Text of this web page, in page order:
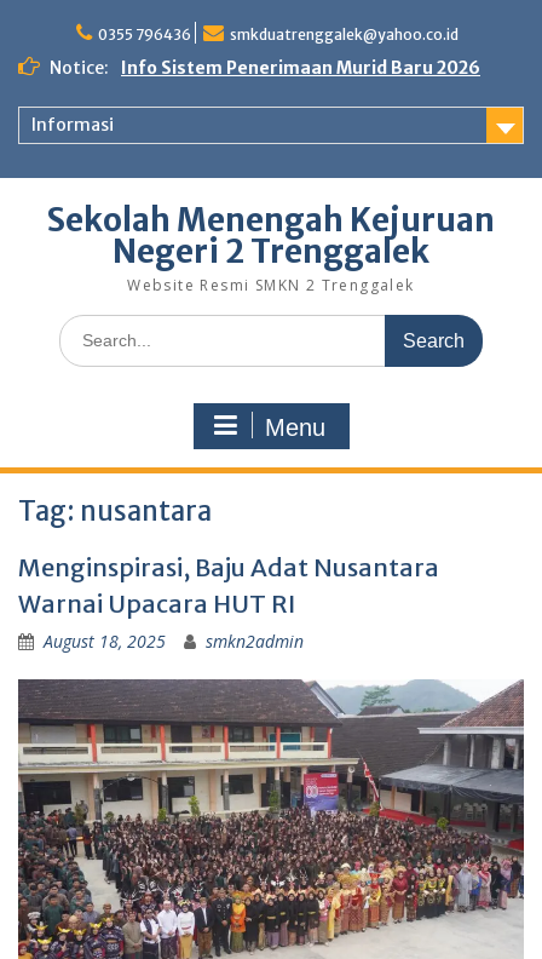
content
0355 796436 smkduatrenggalek@yahoo.co.id
Notice: Info Sistem Penerimaan Murid Baru 2026
Informasi
Sekolah Menengah Kejuruan
Negeri 2 Trenggalek
Website Resmi SMKN 2 Trenggalek
Search
for:
Menu
Tag: nusantara
Menginspirasi, Baju Adat Nusantara
Warnai Upacara HUT RI
August 18, 2025 smkn2admin